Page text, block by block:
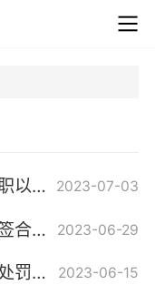
辞职以后五险一金怎么办？辞职以后五险一金有几种方式处理？ 2023-07-03
私人签合同有没有法律效力？签合同扫描件有效吗？|环球最资讯 2023-06-29
处罚的适用情形有哪些？治安处罚的显著特点是什么？ 2023-06-15